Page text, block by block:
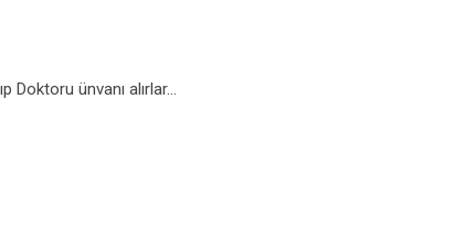
Doktoru ünvanı alırlar...